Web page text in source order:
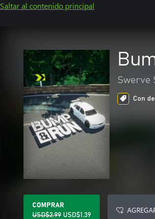
Saltar al contenido principal
Swerve
Con
COMPRAR
USD$2.99 USD$1.39